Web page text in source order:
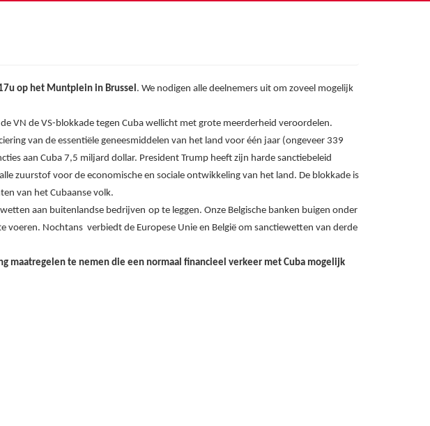
op het Muntplein in Brussel. We nodigen alle deelnemers uit om zoveel mogelijk
VN de VS-blokkade tegen Cuba wellicht met grote meerderheid veroordelen.
van de essentiële geneesmiddelen van het land voor één jaar (ongeveer 339
aan Cuba 7,5 miljard dollar. President Trump heeft zijn harde sanctiebeleid
zuurstof voor de economische en sociale ontwikkeling van het land. De blokkade is
van het Cubaanse volk.
aan buitenlandse bedrijven op te leggen. Onze Belgische banken buigen onder
voeren. Nochtans verbiedt de Europese Unie en België om sanctiewetten van derde
maatregelen te nemen die een normaal financieel verkeer met Cuba mogelijk